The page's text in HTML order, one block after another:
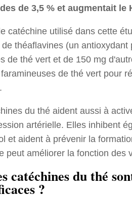
de 3,5 % et augmentait le
catéchine utilisé dans cette
théaflavines (un
de thé vert et de 150 mg
de thé vert pour
du thé aident aussi à
artérielle. Elles inhibent
et aident à prévenir la
peut améliorer la fonction des
catéchines du thé
?